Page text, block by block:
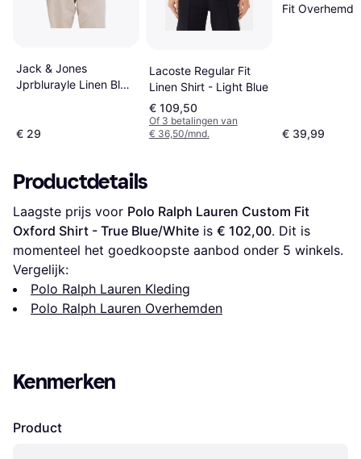
Jack & Jones
Jprblurayle Linen Bl
€ 29
Lacoste Regular Fit
Linen Shirt - Light Blue
€ 109,50
Of 3 betalingen van
€ 36,50/mnd.
Fit Overhemd
€ 39,99
Productdetails
Laagste prijs voor Polo Ralph Lauren Custom Fit
Oxford Shirt - True Blue/White is € 102,00. Dit is
momenteel het goedkoopste aanbod onder 5 winkels.
Vergelijk:
Polo Ralph Lauren Kleding
Polo Ralph Lauren Overhemden
Kenmerken
Product